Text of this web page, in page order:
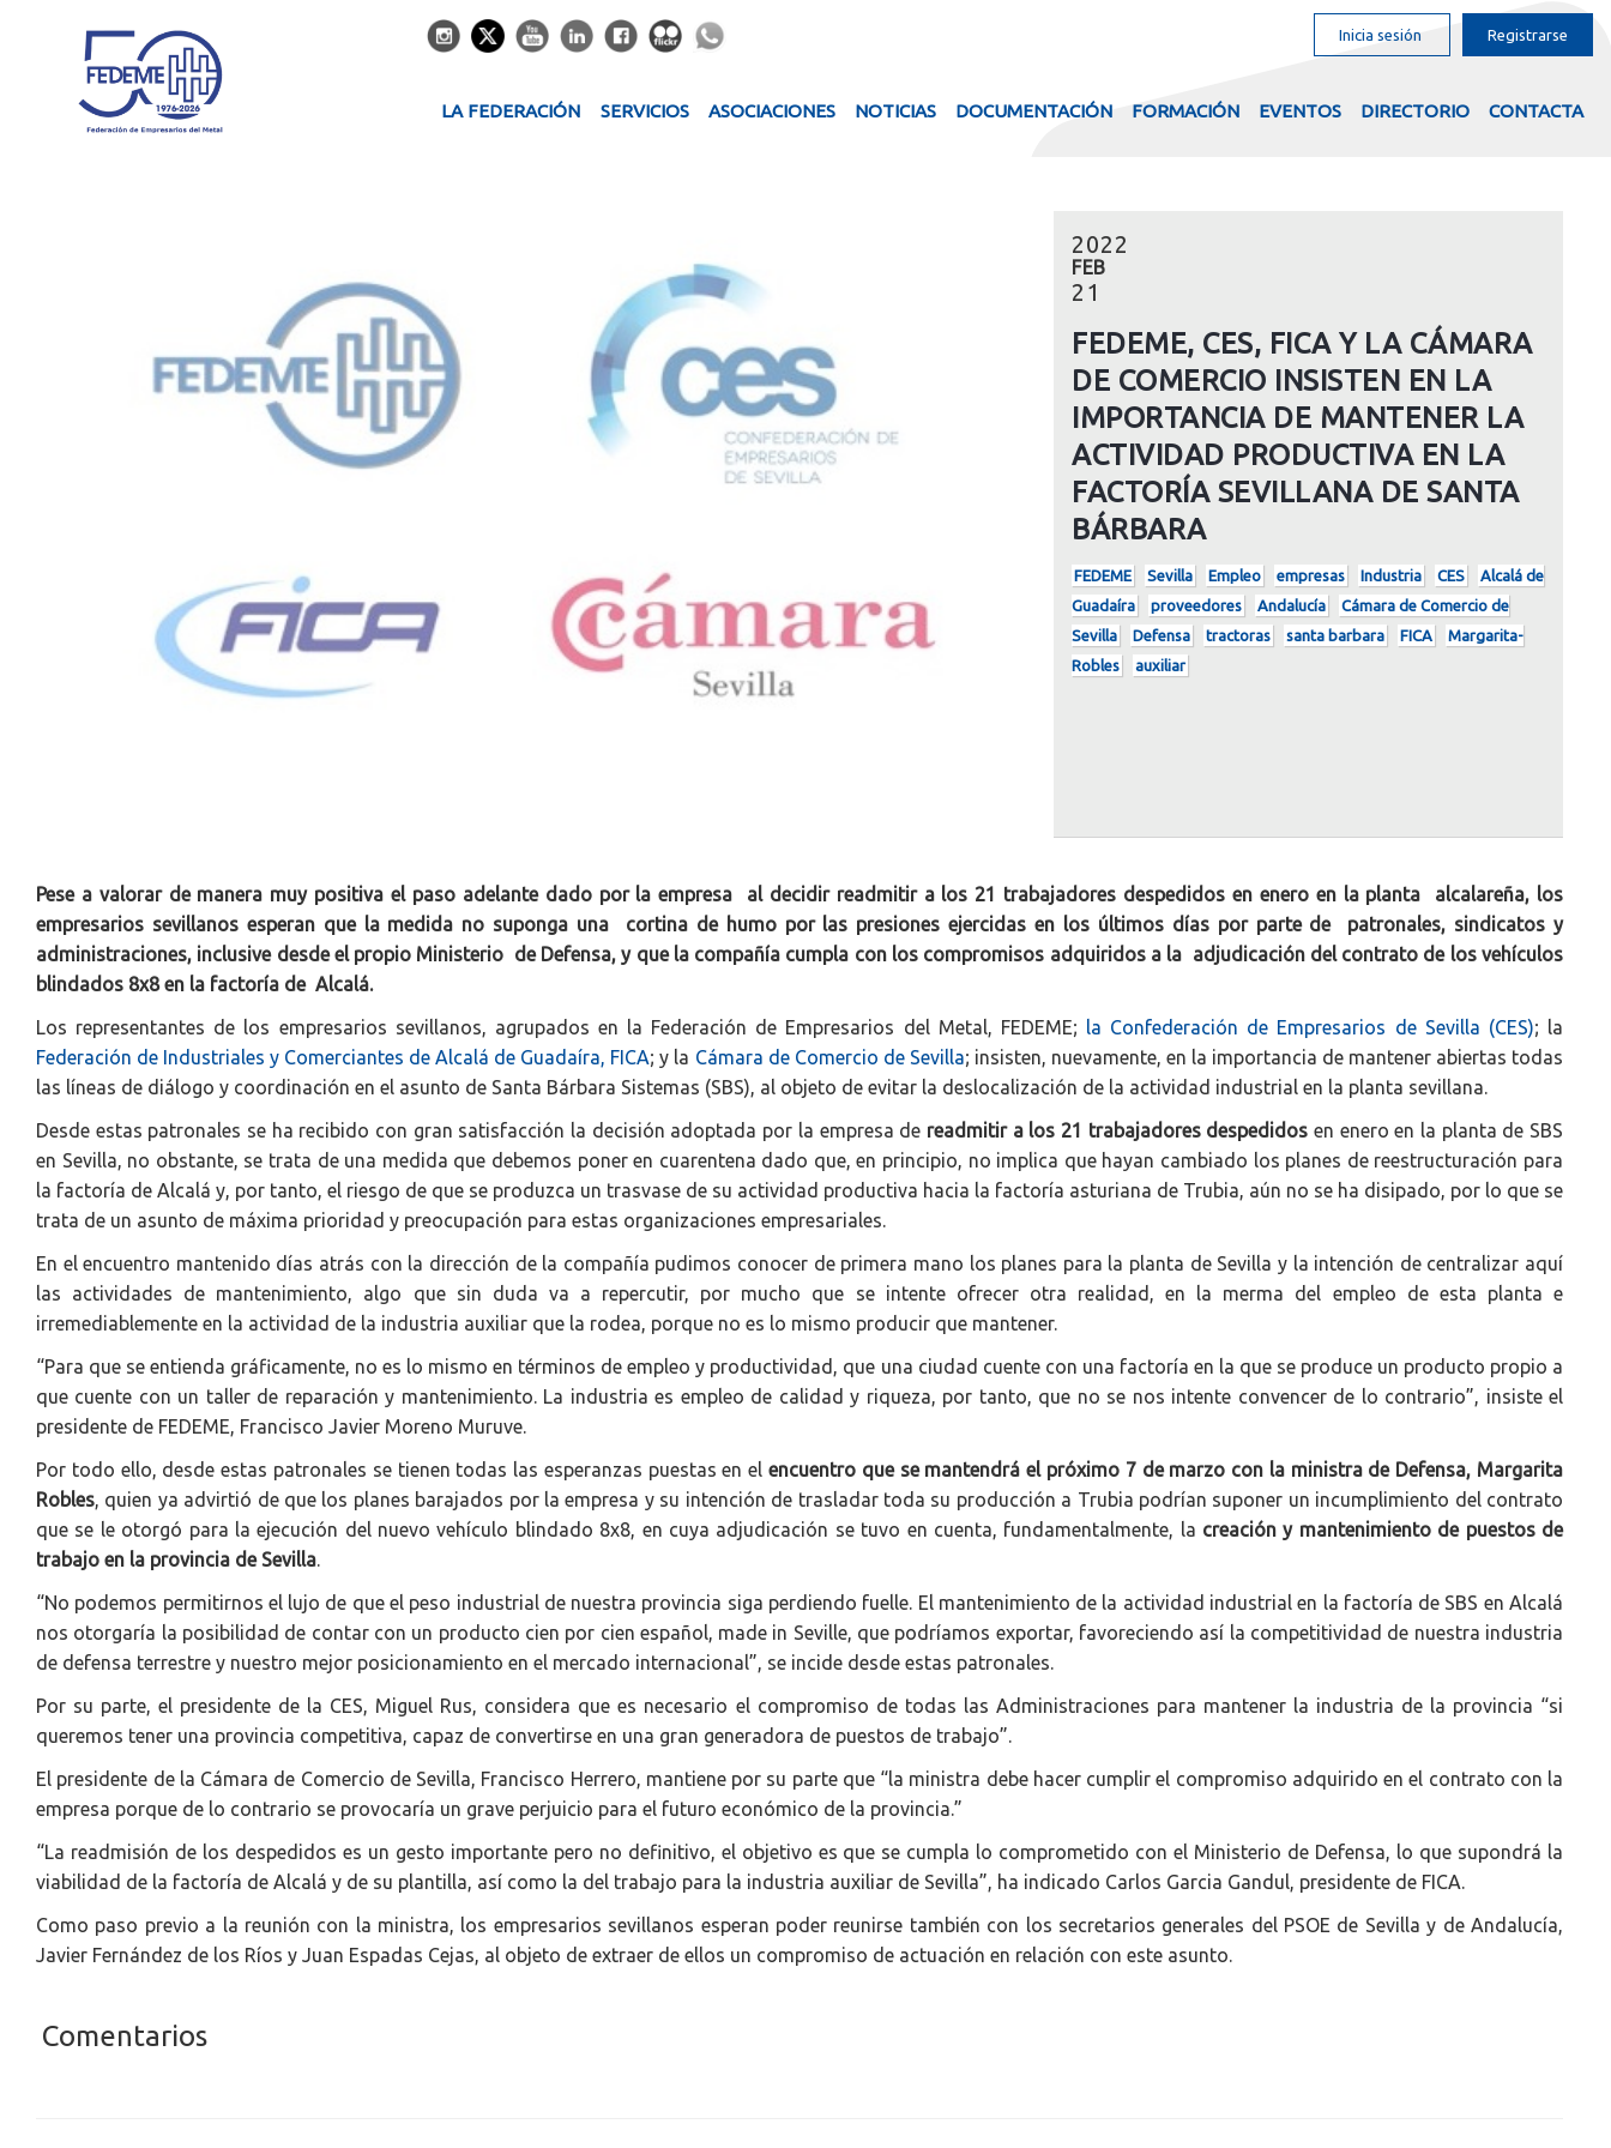
Inicia sesión Registrarse
LA FEDERACIÓN SERVICIOS ASOCIACIONES NOTICIAS DOCUMENTACIÓN FORMACIÓN EVENTOS DIRECTORIO CONTACTA
2022
FEB
21
FEDEME, CES, FICA Y LA CÁMARA
DE COMERCIO INSISTEN EN LA
IMPORTANCIA DE MANTENER LA
ACTIVIDAD PRODUCTIVA EN LA
FACTORÍA SEVILLANA DE SANTA
BÁRBARA
FEDEME Sevilla Empleo empresas Industria CES
Alcalá de
Guadaíra
proveedores Andalucía
Cámara de Comercio de
Sevilla
Defensa tractoras santa barbara FICA
Margarita-
Robles
auxiliar
Pese a valorar de manera muy positiva el paso adelante dado por la empresa al decidir readmitir a los 21 trabajadores despedidos en enero en la planta alcalareña, los
empresarios sevillanos esperan que la medida no suponga una cortina de humo por las presiones ejercidas en los últimos días por parte de patronales, sindicatos y
administraciones, inclusive desde el propio Ministerio de Defensa, y que la compañía cumpla con los compromisos adquiridos a la adjudicación del contrato de los vehículos
blindados 8x8 en la factoría de Alcalá.
Los representantes de los empresarios sevillanos, agrupados en la Federación de Empresarios del Metal, FEDEME; la Confederación de Empresarios de Sevilla (CES); la
Federación de Industriales y Comerciantes de Alcalá de Guadaíra, FICA; y la Cámara de Comercio de Sevilla; insisten, nuevamente, en la importancia de mantener abiertas todas
las líneas de diálogo y coordinación en el asunto de Santa Bárbara Sistemas (SBS), al objeto de evitar la deslocalización de la actividad industrial en la planta sevillana.
Desde estas patronales se ha recibido con gran satisfacción la decisión adoptada por la empresa de readmitir a los 21 trabajadores despedidos en enero en la planta de SBS
en Sevilla, no obstante, se trata de una medida que debemos poner en cuarentena dado que, en principio, no implica que hayan cambiado los planes de reestructuración para
la factoría de Alcalá y, por tanto, el riesgo de que se produzca un trasvase de su actividad productiva hacia la factoría asturiana de Trubia, aún no se ha disipado, por lo que se
trata de un asunto de máxima prioridad y preocupación para estas organizaciones empresariales.
En el encuentro mantenido días atrás con la dirección de la compañía pudimos conocer de primera mano los planes para la planta de Sevilla y la intención de centralizar aquí
las actividades de mantenimiento, algo que sin duda va a repercutir, por mucho que se intente ofrecer otra realidad, en la merma del empleo de esta planta e
irremediablemente en la actividad de la industria auxiliar que la rodea, porque no es lo mismo producir que mantener.
“Para que se entienda gráficamente, no es lo mismo en términos de empleo y productividad, que una ciudad cuente con una factoría en la que se produce un producto propio a
que cuente con un taller de reparación y mantenimiento. La industria es empleo de calidad y riqueza, por tanto, que no se nos intente convencer de lo contrario”, insiste el
presidente de FEDEME, Francisco Javier Moreno Muruve.
Por todo ello, desde estas patronales se tienen todas las esperanzas puestas en el encuentro que se mantendrá el próximo 7 de marzo con la ministra de Defensa, Margarita
Robles, quien ya advirtió de que los planes barajados por la empresa y su intención de trasladar toda su producción a Trubia podrían suponer un incumplimiento del contrato
que se le otorgó para la ejecución del nuevo vehículo blindado 8x8, en cuya adjudicación se tuvo en cuenta, fundamentalmente, la creación y mantenimiento de puestos de
trabajo en la provincia de Sevilla.
“No podemos permitirnos el lujo de que el peso industrial de nuestra provincia siga perdiendo fuelle. El mantenimiento de la actividad industrial en la factoría de SBS en Alcalá
nos otorgaría la posibilidad de contar con un producto cien por cien español, made in Seville, que podríamos exportar, favoreciendo así la competitividad de nuestra industria
de defensa terrestre y nuestro mejor posicionamiento en el mercado internacional”, se incide desde estas patronales.
Por su parte, el presidente de la CES, Miguel Rus, considera que es necesario el compromiso de todas las Administraciones para mantener la industria de la provincia “si
queremos tener una provincia competitiva, capaz de convertirse en una gran generadora de puestos de trabajo”.
El presidente de la Cámara de Comercio de Sevilla, Francisco Herrero, mantiene por su parte que “la ministra debe hacer cumplir el compromiso adquirido en el contrato con la
empresa porque de lo contrario se provocaría un grave perjuicio para el futuro económico de la provincia.”
“La readmisión de los despedidos es un gesto importante pero no definitivo, el objetivo es que se cumpla lo comprometido con el Ministerio de Defensa, lo que supondrá la
viabilidad de la factoría de Alcalá y de su plantilla, así como la del trabajo para la industria auxiliar de Sevilla”, ha indicado Carlos Garcia Gandul, presidente de FICA.
Como paso previo a la reunión con la ministra, los empresarios sevillanos esperan poder reunirse también con los secretarios generales del PSOE de Sevilla y de Andalucía,
Javier Fernández de los Ríos y Juan Espadas Cejas, al objeto de extraer de ellos un compromiso de actuación en relación con este asunto.
Comentarios